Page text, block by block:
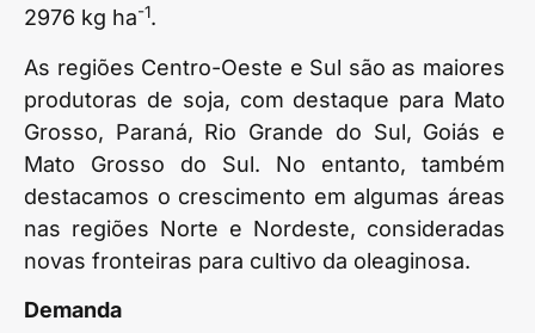
2976 kg ha-1.
As regiões Centro-Oeste e Sul são as maiores
produtoras de soja, com destaque para Mato
Grosso, Paraná, Rio Grande do Sul, Goiás e
Mato Grosso do Sul. No entanto, também
destacamos o crescimento em algumas áreas
nas regiões Norte e Nordeste, consideradas
novas fronteiras para cultivo da oleaginosa.
Demanda